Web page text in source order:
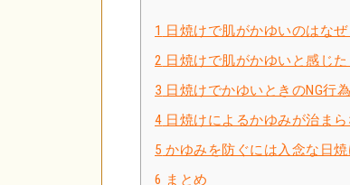
1 日焼けで肌がかゆいのはなぜ
2 日焼けで肌がかゆいと感じ
3 日焼けでかゆいときのNG行為
4 日焼けによるかゆみが治ま
5 かゆみを防ぐには入念な日焼
6 まとめ